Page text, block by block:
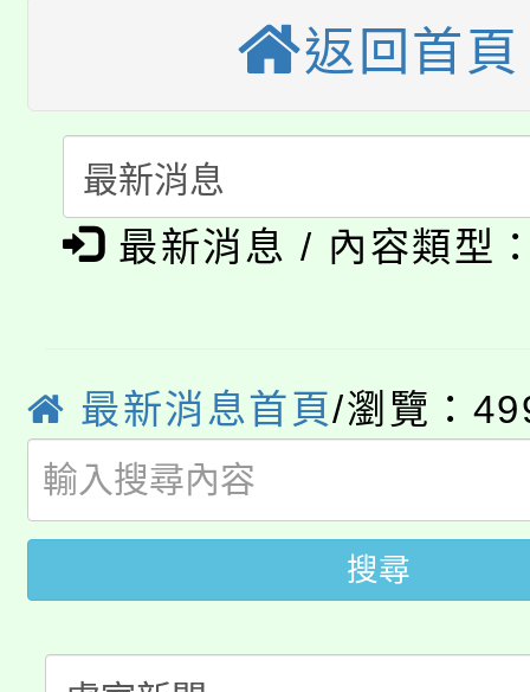
半價優惠，詳情可洽有
者。
份教師增能研習
大溪自造教育及科技
淨零綠生活教案入校路
會
115年食農教育專業人
程
「本色祭」8/29、30在
場熱烈登場!
8/21下午1時於龍潭區
局官網。
8月14至27日，桃園電
開!
115年桃園市運動會8/
田徑場及游泳池舉行。
桃園市低收入戶享有免
視費優惠，中低收入戶
大園自造教育及科技
份教師研習
淨零綠生活教案入校路
返回首頁
最新消息 / 內容類型
最新消息首頁/瀏覽：
搜尋